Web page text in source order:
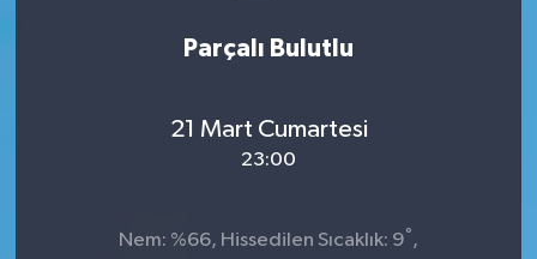
Parçalı Bulutlu
21 Mart Cumartesi
23:00
Nem: %66, Hissedilen Sıcaklık: 9° ,